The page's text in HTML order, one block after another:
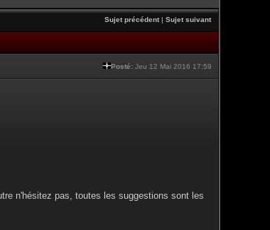
Sujet précédent| Sujet suivant
Posté: Jeu 12 Mai 2016 17:59
n'hésitez pas, toutes les suggestions sont les